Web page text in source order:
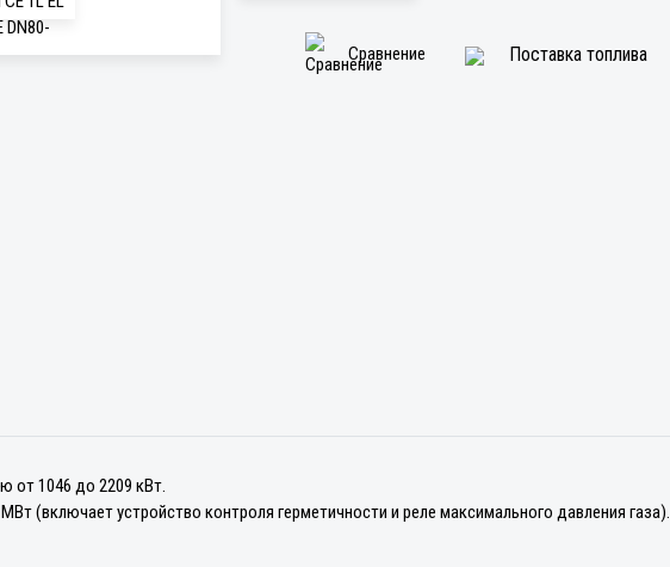
Сравнение Поставка топлива
от 1046 до 2209 кВт.
(включает устройство контроля герметичности и реле максимального давления газа).